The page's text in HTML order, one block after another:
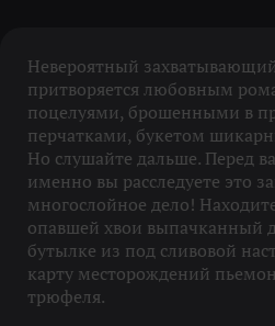
Невероятный
притворяется любовным
поцелуями, брошенными в
перчатками, букетом
Но слушайте дальше. Перед
именно вы расследуете это
многослойное дело!
опавшей хвои выпачканный
бутылке из под сливовой
карту месторождений
трюфеля.